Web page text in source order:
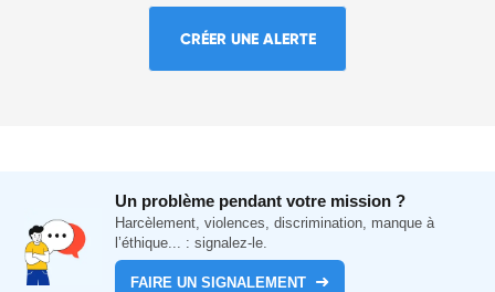
CRÉER UNE ALERTE
Un problème pendant votre mission ?
Harcèlement, violences, discrimination, manque à
l’éthique... : signalez-le.
FAIRE UN SIGNALEMENT